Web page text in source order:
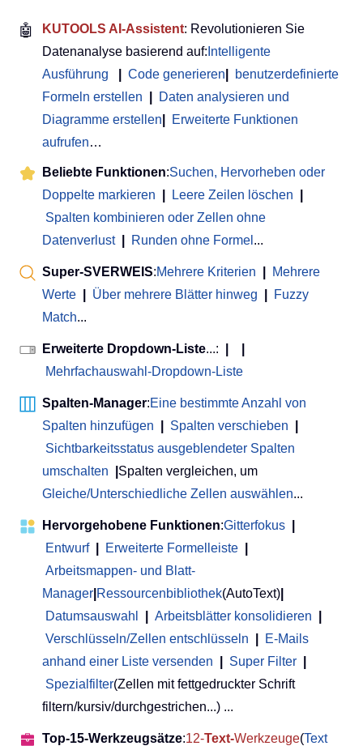
🤖 KUTOOLS AI-Assistent: Revolutionieren Sie
Datenanalyse basierend auf: Intelligente
Ausführung
Code generieren
benutzerdefinierte
Formeln erstellen
Daten analysieren und
Diagramme erstellen
Erweiterte Funktionen
aufrufen…
Beliebte Funktionen:Suchen, Hervorheben oder
Doppelte markieren
Leere Zeilen löschen
Spalten kombinieren oder Zellen ohne
Datenverlust
Runden ohne Formel ...
Super-SVERWEIS:Mehrere Kriterien
Mehrere
Werte
Über mehrere Blätter hinweg
Fuzzy
Match...
Erweiterte Dropdown-Liste...:
Mehrfachauswahl-Dropdown-Liste
Spalten-Manager:Eine bestimmte Anzahl von
Spalten hinzufügen
Spalten verschieben
Sichtbarkeitsstatus ausgeblendeter Spalten
umschalten
Spalten vergleichen, um
Gleiche/Unterschiedliche Zellen auswählen...
Hervorgehobene Funktionen:Gitterfokus
Entwurf
Erweiterte Formelleiste
Arbeitsmappen- und Blatt-
Manager Ressourcenbibliothek(AutoText)
Datumsauswahl
Arbeitsblätter konsolidieren
Verschlüsseln/Zellen entschlüsseln
E-Mails
anhand einer Liste versenden
Super Filter
Spezialfilter(Zellen mit fettgedruckter Schrift
filtern/kursiv/durchgestrichen...) ...
Top-15-Werkzeugsätze:12-Text-Werkzeuge(Text